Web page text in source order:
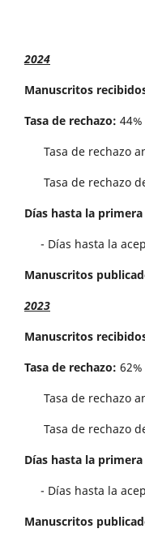
2024
Manuscritos
Tasa de rechazo: 44%
Tasa de rechazo
Tasa de rechazo
Días hasta la
- Días hasta la
Manuscritos
2023
Manuscritos
Tasa de rechazo: 62%
Tasa de rechazo
Tasa de rechazo
Días hasta la
- Días hasta la
Manuscritos